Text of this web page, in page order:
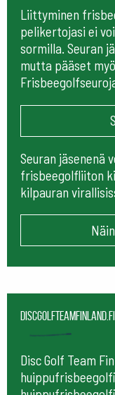
Liittyminen
pelikertojasi ei
sormilla. Seuran
mutta pääset
Seuran jäsenenä
frisbeegolfliiton
kilpauran
Discgolfteamfinland.fi
Disc Golf Team